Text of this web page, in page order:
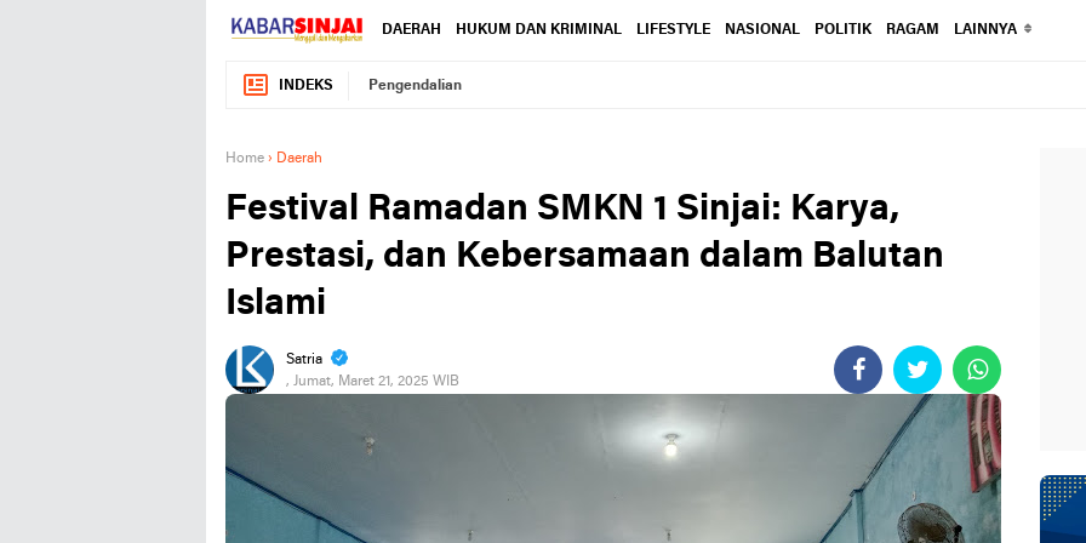
DAERAH HUKUM DAN KRIMINAL LIFESTYLE NASIONAL POLITIK RAGAM LAINNYA
INDEKS Pengendalian
Home › Daerah
Festival Ramadan SMKN 1 Sinjai: Karya,
Prestasi, dan Kebersamaan dalam Balutan
Islami
Satria
, Jumat, Maret 21, 2025 WIB